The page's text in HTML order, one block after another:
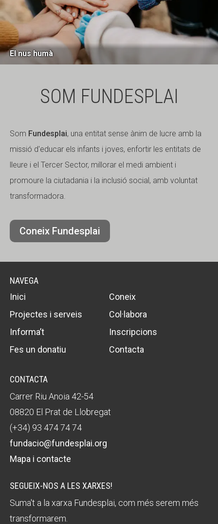
El nus humà
SOM FUNDESPLAI
Som Fundesplai, una entitat sense ànim de lucre amb la
missió d'educar els infants i joves, enfortir les entitats de
lleure i el Tercer Sector, millorar el medi ambient i
promoure la ciutadania i la inclusió social, amb voluntat
transformadora.
Coneix Fundesplai
NAVEGA
Inici
Coneix
Projectes i serveis
Col·labora
Informa’t
Inscripcions
Fes un donatiu
Contacta
CONTACTA
Carrer Riu Anoia 42-54
08820 El Prat de Llobregat
(+34) 93 474 74 74
fundacio@fundesplai.org
Mapa i contacte
SEGUEIX-NOS A LES XARXES!
Suma't a la xarxa Fundesplai, com més serem més
transformarem.